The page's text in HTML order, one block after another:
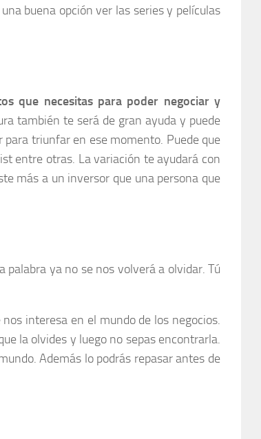
buena opción ver las series y películas
que necesitas para poder negociar y
también te será de gran ayuda y puede
triunfar en ese momento. Puede que
entre otras. La variación te ayudará con
más a un inversor que una persona que
ya no se nos volverá a olvidar. Tú
interesa en el mundo de los negocios.
la olvides y luego no sepas encontrarla.
Además lo podrás repasar antes de